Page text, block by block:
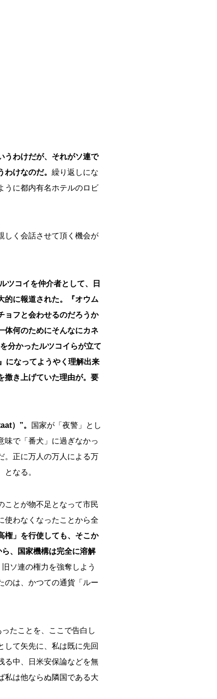
うわけだが、それがソ連で
けなのだ。 繰り返しにな
うに都内有名ホテルのロビ
く会話させて頂く機会が
ツコイを仲介者として、日
的に報道された。『オウム
ョフと会わせるのだろうか
体何のためにそんなにカネ
分かったルツコイらが立て
になってようやく理解出来
撒き上げていた理由が。要
）”。
国家が「夜警」とし
味で「番犬」に過ぎなかっ
。正に万人の万人による万
なる。
ことが物不足となって市民
使わなくなったことから全
権」を行使しても、そこか
、国家機構は完全に溶解
ソ連の権力を強奪しよう
のは、かつての通貨「ルー
たことを、ここで告白し
して矢先に、私は既に先回
る中、日米安保論などを無
私は他ならぬ隣国である大